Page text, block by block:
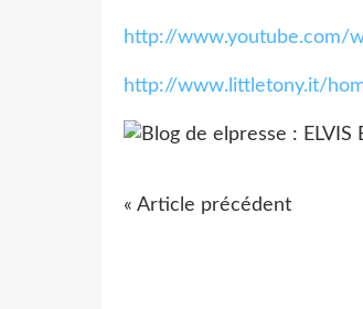
http://www.youtube.com/
http://www.littletony.it/
« Article précédent